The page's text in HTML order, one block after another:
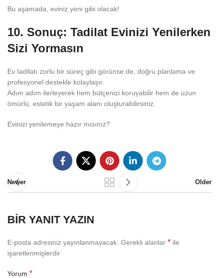
Bu aşamada, eviniz yeni gibi olacak!
10. Sonuç: Tadilat Evinizi Yenilerken
Sizi Yormasın
Ev tadilatı zorlu bir süreç gibi görünse de, doğru planlama ve
profesyonel destekle kolaylaşır.
Adım adım ilerleyerek hem bütçenizi koruyabilir hem de uzun
ömürlü, estetik bir yaşam alanı oluşturabilirsiniz.
Evinizi yenilemeye hazır mısınız?
Newer Older
BIR YANIT YAZIN
E-posta adresiniz yayınlanmayacak. Gerekli alanlar * ile
işaretlenmişlerdir
Yorum *